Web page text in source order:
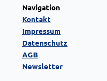
Navigation
Kontakt
Impressum
Datenschutz
AGB
Newsletter